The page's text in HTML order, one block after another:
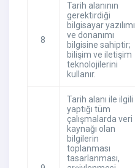
8
Tarih alanının
gerektirdiği
bilgisayar yazılımı
ve donanımı
bilgisine sahiptir;
bilişim ve iletişim
teknolojilerini
kullanır.
Tarih alanı ile ilgili
yaptığı tüm
çalışmalarda veri
kaynağı olan
bilgilerin
toplanması
tasarlanması,